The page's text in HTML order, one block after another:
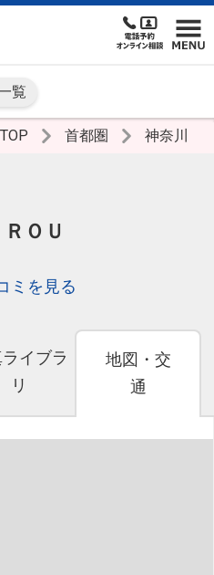
覧
首都圏 神奈川
ＯＵ
ミを見る
イブラ
リ
地図・交
通